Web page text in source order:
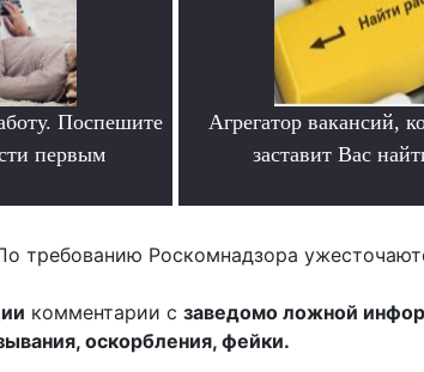
Поспешите
первым
Агрегатор вакансий,
заставит Вас
требованию Роскомнадзора
комментарии с заведомо ложной
оскорбления, фейки.